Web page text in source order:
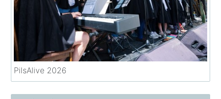
PilsAlive 2026